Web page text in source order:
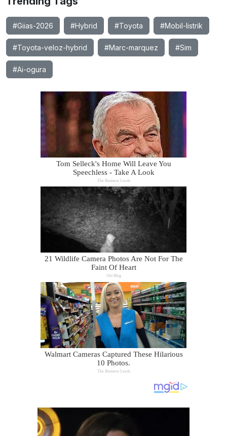
#Giias-2026 #Hybrid #Toyota #Mobil-listrik
#Toyota-veloz-hybrid #Marc-marquez #Sim
#Ai-ogura